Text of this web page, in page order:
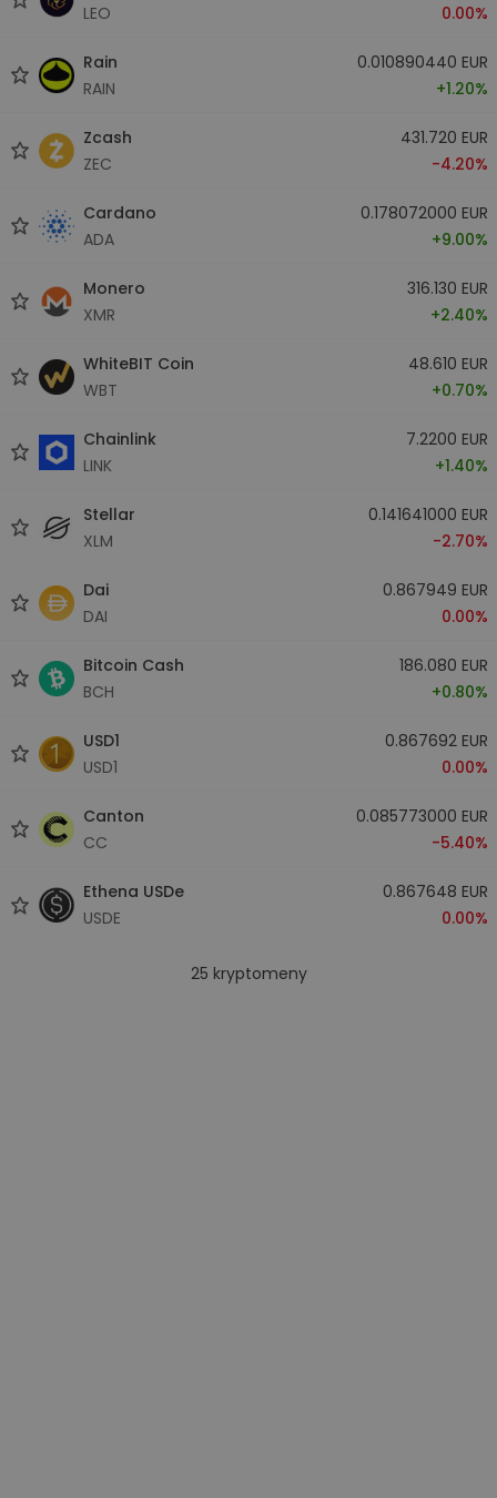
LEO
0.00%
Rain
RAIN
0.010890440 EUR
+1.20%
Zcash
ZEC
431.720 EUR
-4.20%
Cardano
ADA
0.178072000 EUR
+9.00%
Monero
XMR
316.130 EUR
+2.40%
WhiteBIT Coin
WBT
48.610 EUR
+0.70%
Chainlink
LINK
7.2200 EUR
+1.40%
Stellar
XLM
0.141641000 EUR
-2.70%
Dai
DAI
0.867949 EUR
0.00%
Bitcoin Cash
BCH
186.080 EUR
+0.80%
USD1
USD1
0.867692 EUR
0.00%
Canton
CC
0.085773000 EUR
-5.40%
Ethena USDe
USDE
0.867648 EUR
0.00%
25 kryptomeny